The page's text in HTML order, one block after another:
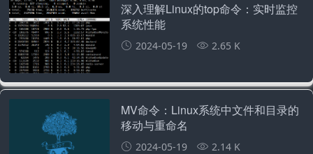
深入理解Linux的top命令：实时监控
系统性能
2024-05-19 2.65 K
MV命令：Linux系统中文件和目录的
移动与重命名
2024-05-19 2.14 K